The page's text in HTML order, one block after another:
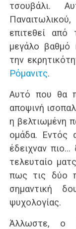
τσουβάλι.
επιτεθεί
μεγάλο βαθμό
την
Ρόμανιτς.
Αυτό που θα
αποψινή
η βελτιωμένη
ομάδα. Εντός
έδειχναν
τελευταίο
πως τις δύο
σημαντική
ψυχολογίας.
Άλλωστε, ο